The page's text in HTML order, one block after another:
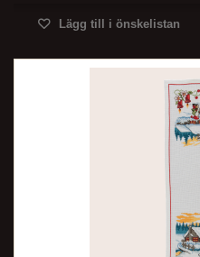
Lägg till i önskelistan